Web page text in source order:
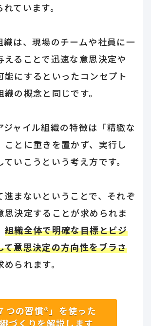
ています。
織は、現場のチームや社員に一
えることで迅速な意思決定や
能にするといったコンセプト
の概念と同じです。
ジャイル組織の特徴は「精緻な
ことに重きを置かず、実行し
いこうという考え方です。
進まないということで、それぞ
思決定することが求められま
組織全体で明確な目標とビジ
て意思決定の方向性をブラさ
られます。
つの習慣®」を使った
づくりを解説します